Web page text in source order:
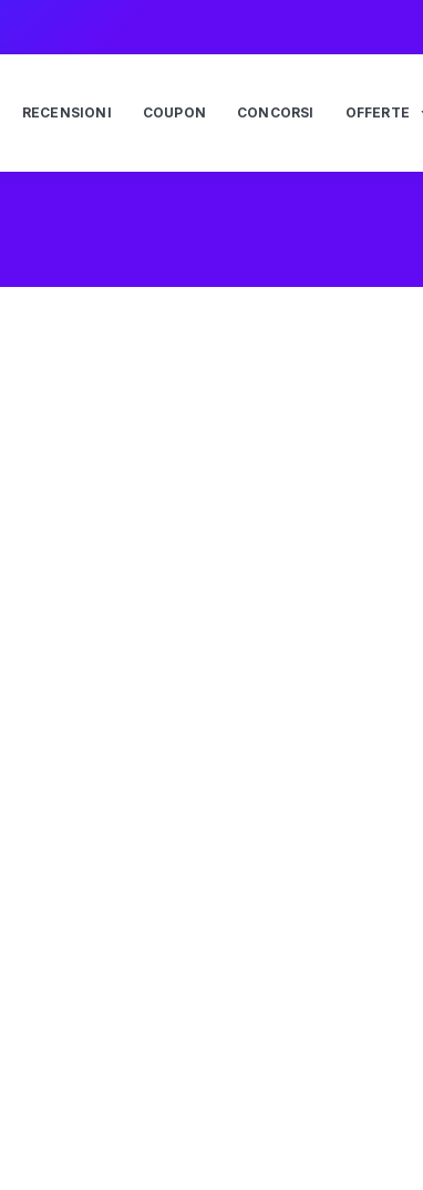
RECENSIONI COUPON CONCORSI OFFERTE